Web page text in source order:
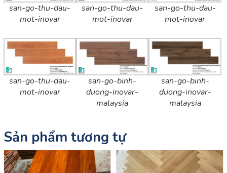
san-go-thu-dau-
mot-inovar
san-go-thu-dau-
mot-inovar
san-go-thu-dau-
mot-inovar
san-go-thu-dau-
mot-inovar
san-go-binh-
duong-inovar-
malaysia
san-go-binh-
duong-inovar-
malaysia
Sản phẩm tương tự